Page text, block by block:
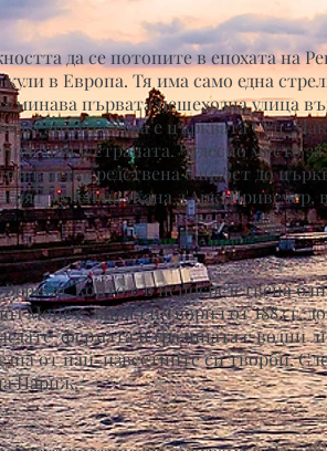
да се потопите в епохата на
в Европа. Тя има само една
минава първата пешеходна улица
архитектура е църквата Сен-
в страната. Чудесно място за
в непосредствена близост до
музей на Жана д'Арк. Привечер,
който е в непосредствена
Моне е живял и творил от 1883 г.
фермата и градината с водни
от най-известните си творби.
Париж.